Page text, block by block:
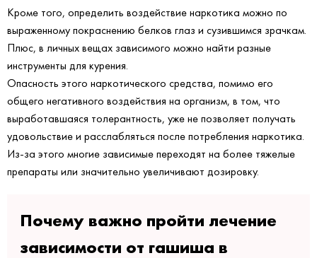
Кроме того, определить воздействие наркотика можно по
выраженному покраснению белков глаз и сузившимся зрачкам.
Плюс, в личных вещах зависимого можно найти разные
инструменты для курения.
Опасность этого наркотического средства, помимо его
общего негативного воздействия на организм, в том, что
выработавшаяся толерантность, уже не позволяет получать
удовольствие и расслабляться после потребления наркотика.
Из-за этого многие зависимые переходят на более тяжелые
препараты или значительно увеличивают дозировку.
Почему важно пройти лечение
зависимости от гашиша в